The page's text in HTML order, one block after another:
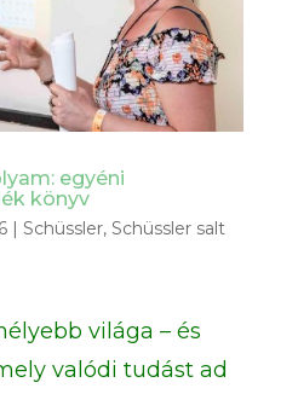
egyéni
könyv
| Schüssler, Schüssler salt
világa – és
valódi tudást ad